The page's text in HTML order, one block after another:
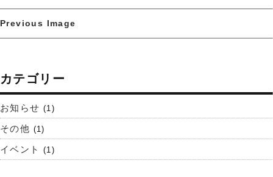
Previous Image
カテゴリー
お知らせ (1)
その他 (1)
イベント (1)